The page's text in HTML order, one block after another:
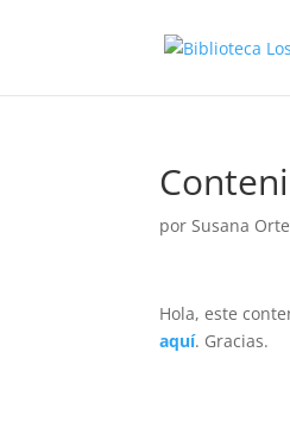
porSusana
Hola, este
aquí. Gracias.